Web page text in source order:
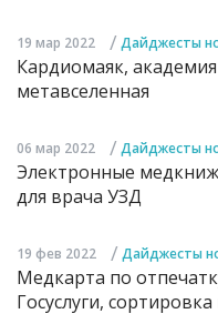
19 мар 2022 / Дайджесты
Кардиомаяк,
метавселенная
06 мар 2022 / Дайджесты
Электронные
для врача УЗД
19 фев 2022 / Дайджесты
Медкарта по
Госуслуги,